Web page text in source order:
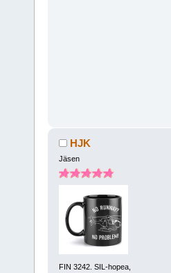
HJK
Jäsen
FIN 3242. SIL-hopea,